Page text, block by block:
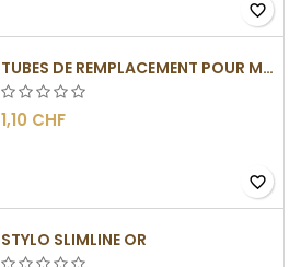
favorite_border
TUBES DE REMPLACEMENT POUR MÉCANISMES SLIMLINE
1,10 CHF
favorite_border
STYLO SLIMLINE OR